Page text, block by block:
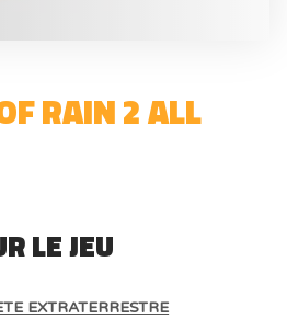
RAIN 2 ALL
LE JEU
EXTRATERRESTRE